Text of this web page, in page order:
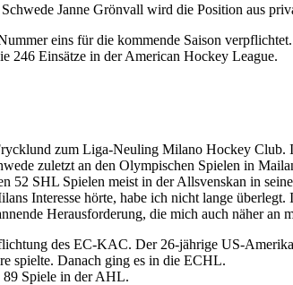
Janne Grönvall wird die Position aus
eins für die kommende Saison
246 Einsätze in der American Hockey League.
zum Liga-Neuling Milano Hockey Club.
zuletzt an den Olympischen Spielen in
52 SHL Spielen meist in der Allsvenskan in
Interesse hörte, habe ich nicht lange
Herausforderung, die mich auch näher an
des EC-KAC. Der 26-jährige US-
spielte. Danach ging es in die ECHL.
89 Spiele in der AHL.